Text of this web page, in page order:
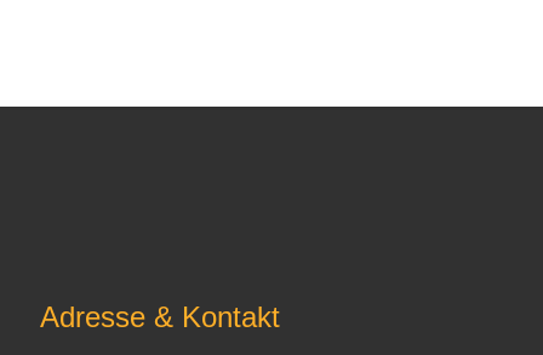
Adresse & Kontakt